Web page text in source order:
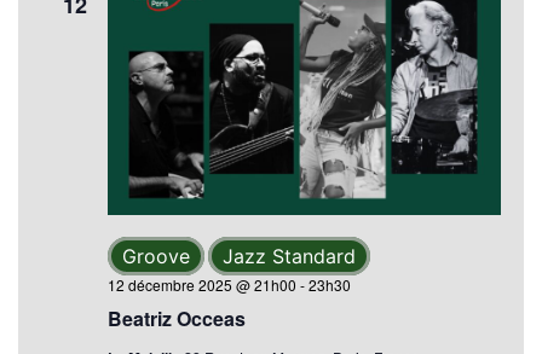
Beatriz Occeas
12 décembre 2025 @ 21h00 -23h30
Groove Jazz Standard